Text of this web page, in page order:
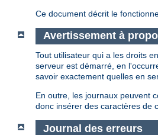
Ce document décrit le
Avertissement à
Tout utilisateur qui a les droits
serveur est démarré, en
savoir exactement quelles en
En outre, les journaux peuvent
donc insérer des caractères de
Journal des erreurs